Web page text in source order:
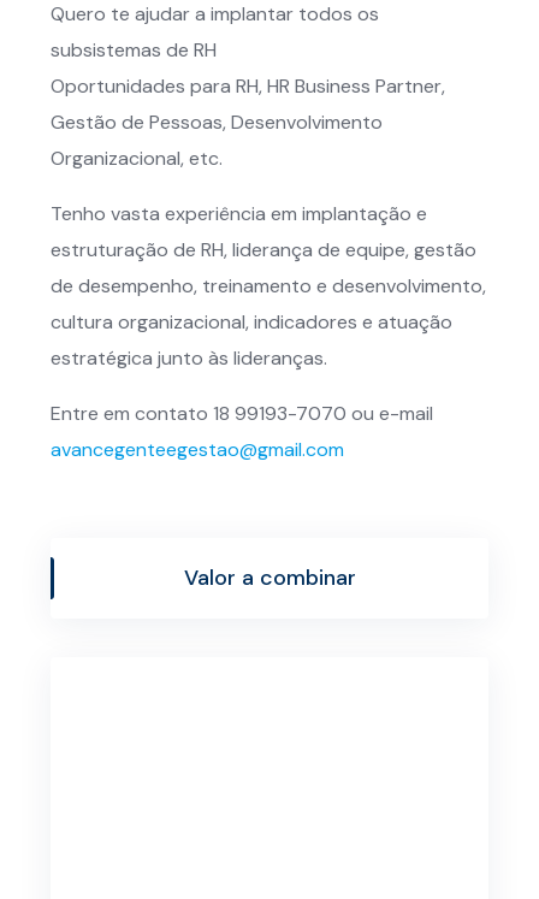
Quero te ajudar a implantar todos os
subsistemas de RH
Oportunidades para RH, HR Business Partner,
Gestão de Pessoas, Desenvolvimento
Organizacional, etc.
Tenho vasta experiência em implantação e
estruturação de RH, liderança de equipe, gestão
de desempenho, treinamento e desenvolvimento,
cultura organizacional, indicadores e atuação
estratégica junto às lideranças.
Entre em contato 18 99193-7070 ou e-mail
avancegenteegestao@gmail.com
Valor a combinar